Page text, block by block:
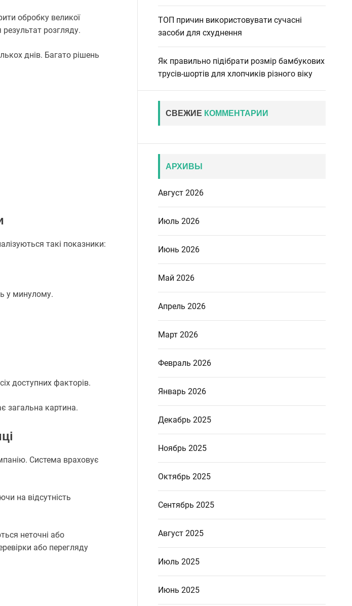
обробку великої
розгляду.
днів. Багато рішень
такі показники:
у минулому.
доступних факторів.
загальна картина.
Система враховує
на відсутність
неточні або
або перегляду
ТОП причин використовувати сучасні
засоби для схуднення
Як правильно підібрати розмір бамбукових
трусів-шортів для хлопчиків різного віку
СВЕЖИЕ КОММЕНТАРИИ
АРХИВЫ
Август 2026
Июль 2026
Июнь 2026
Май 2026
Апрель 2026
Март 2026
Февраль 2026
Январь 2026
Декабрь 2025
Ноябрь 2025
Октябрь 2025
Сентябрь 2025
Август 2025
Июль 2025
Июнь 2025